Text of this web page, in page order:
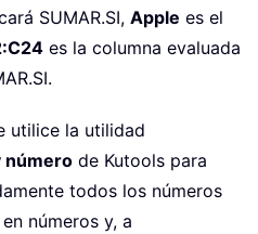
SUMAR.SI, Apple es el
es la columna evaluada
utilice la utilidad
número de Kutools para
todos los números
números y, a